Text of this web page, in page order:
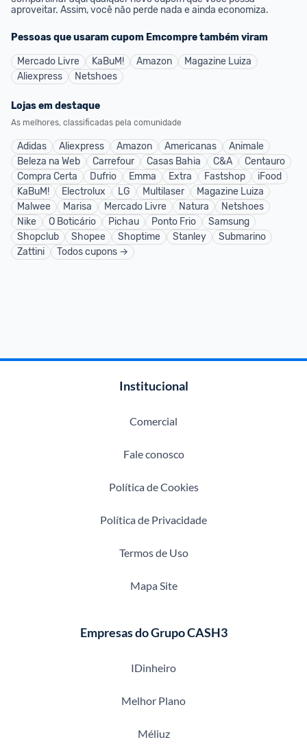
aproveitar. Assim, você não perde nada e ainda economiza.
Pessoas que usaram cupom Emcompretambém viram
Mercado Livre KaBuM! Amazon
Magazine Luiza
Aliexpress
Netshoes
Lojas em destaque
As melhores, classificadas pela comunidade
Adidas Aliexpress Amazon Americanas
Animale
Beleza na Web
Carrefour Casas Bahia C&A
Centauro
Compra Certa
Dufrio Emma Extra Fastshop
iFood
KaBuM!
Electrolux LG Multilaser
Magazine Luiza
Malwee
Marisa Mercado Livre Natura
Netshoes
Nike
O Boticário Pichau Ponto Frio
Samsung
Shopclub
Shopee Shoptime Stanley
Submarino
Zattini
Todos cupons →
Institucional
Comercial
Fale conosco
Política de Cookies
Política de Privacidade
Termos de Uso
Mapa Site
Empresas do Grupo CASH3
IDinheiro
Melhor Plano
Méliuz